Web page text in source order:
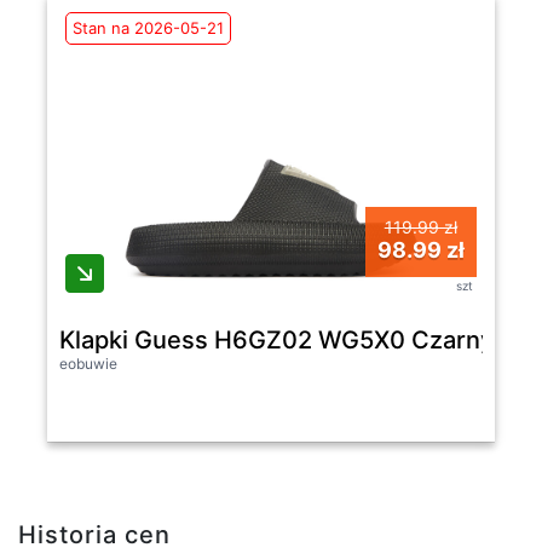
Stan na 2026-05-21
119.99 zł
98.99 zł
szt
Klapki Guess H6GZ02 WG5X0 Czarny -
eobuwie
Historia cen